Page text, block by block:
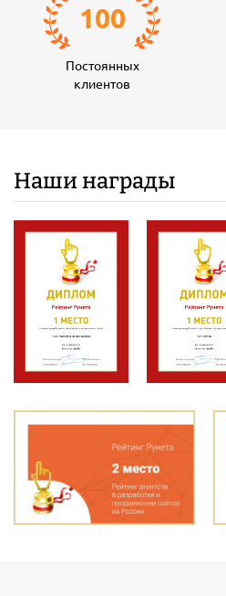
100
Постоянных
клиентов
Наши награды